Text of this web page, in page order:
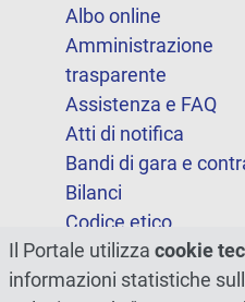
Albo online
Amministrazione
trasparente
Assistenza e FAQ
Atti di notifica
Bandi di gara e
Bilanci
Codice etico
FOIA
Note legali
Il Portale utilizza cookie
informazioni statistiche